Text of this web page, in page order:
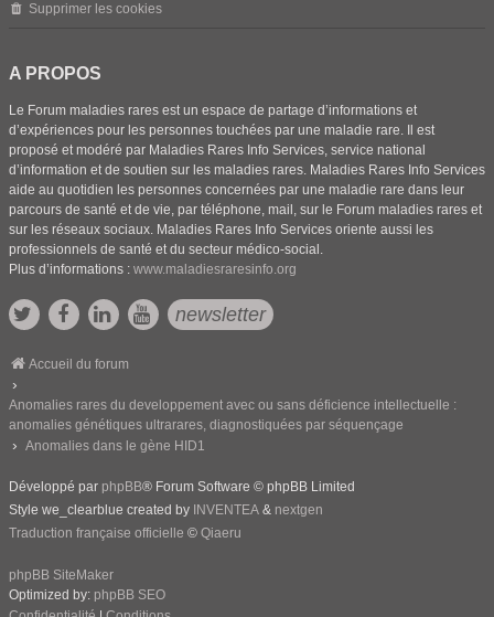
Supprimer les cookies
A PROPOS
Le Forum maladies rares est un espace de partage d’informations et
d’expériences pour les personnes touchées par une maladie rare. Il est
proposé et modéré par Maladies Rares Info Services, service national
d’information et de soutien sur les maladies rares. Maladies Rares Info Services
aide au quotidien les personnes concernées par une maladie rare dans leur
parcours de santé et de vie, par téléphone, mail, sur le Forum maladies rares et
sur les réseaux sociaux. Maladies Rares Info Services oriente aussi les
professionnels de santé et du secteur médico-social.
Plus d’informations : www.maladiesraresinfo.org
newsletter
Accueil du forum
Anomalies rares du developpement avec ou sans déficience intellectuelle :
anomalies génétiques ultrarares, diagnostiquées par séquençage
Anomalies dans le gène HID1
Développé par phpBB® Forum Software © phpBB Limited
Style we_clearblue created by INVENTEA & nextgen
Traduction française officielle © Qiaeru
phpBB SiteMaker
Optimized by: phpBB SEO